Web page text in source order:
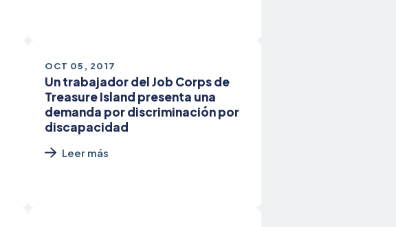
OCT 05, 2017
Un trabajador del Job Corps de
Treasure Island presenta una
demanda por discriminación por
discapacidad
Leer más